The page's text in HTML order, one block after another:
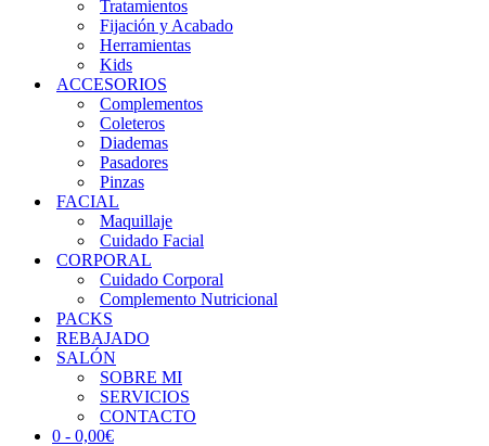
Tratamientos
Fijación y Acabado
Herramientas
Kids
ACCESORIOS
Complementos
Coleteros
Diademas
Pasadores
Pinzas
FACIAL
Maquillaje
Cuidado Facial
CORPORAL
Cuidado Corporal
Complemento Nutricional
PACKS
REBAJADO
SALÓN
SOBRE MI
SERVICIOS
CONTACTO
0 - 0,00€